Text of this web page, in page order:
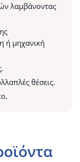
λαμβάνοντας
ή μηχανική
θέσεις.